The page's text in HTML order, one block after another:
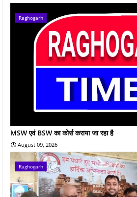
Raghogarh
MSW एवं BSW का कोर्स कराया जा रहा है
August 09, 2026
Raghogarh